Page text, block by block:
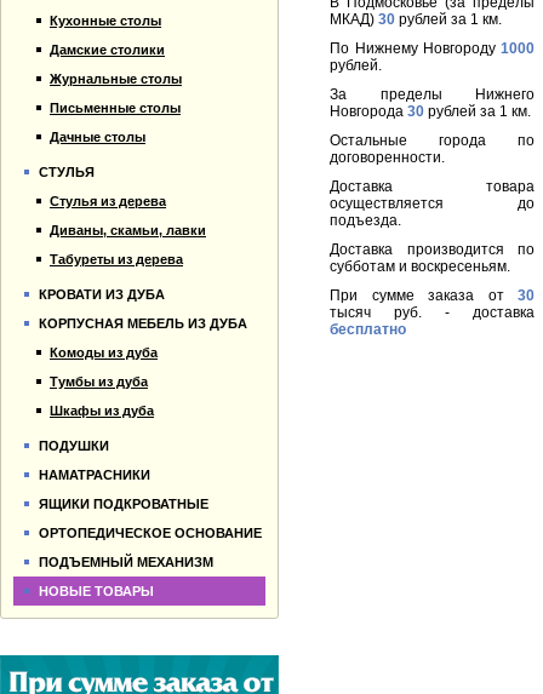
МКАД)30 рублей за 1 км.
По Нижнему Новгороду1000
рублей.
За пределы Нижнего
Новгорода30 рублей за 1 км.
Остальные города по
договоренности.
Доставка товара
осуществляется до
подъезда.
Доставка производится по
субботам и воскресеньям.
При сумме заказа от30
тысяч руб. - доставка
бесплатно
Кухонные столы
Дамские столики
Журнальные столы
Письменные столы
Дачные столы
СТУЛЬЯ
Стулья из дерева
Диваны, скамьи, лавки
Табуреты из дерева
КРОВАТИ ИЗ ДУБА
КОРПУСНАЯ МЕБЕЛЬ ИЗ ДУБА
Комоды из дуба
Тумбы из дуба
Шкафы из дуба
ПОДУШКИ
НАМАТРАСНИКИ
ЯЩИКИ ПОДКРОВАТНЫЕ
ОРТОПЕДИЧЕСКОЕ ОСНОВАНИЕ
ПОДЪЕМНЫЙ МЕХАНИЗМ
НОВЫЕ ТОВАРЫ